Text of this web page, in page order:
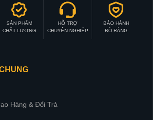
SẢN PHẨM
CHẤT LƯỢNG
HỖ TRỢ
CHUYÊN NGHIỆP
BẢO HÀNH
RÕ RÀNG
Hàng & Đổi Trả